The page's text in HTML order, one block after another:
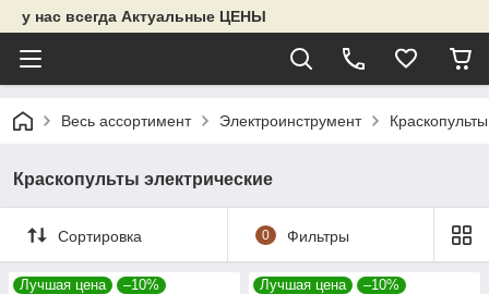
у нас всегда Актуальные ЦЕНЫ
Весь ассортимент Электроинструмент
Краскопульты электрические
Сортировка 0 Фильтры
Лучшая цена –10% Лучшая цена –10%